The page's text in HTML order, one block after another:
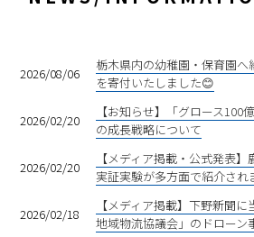
2026/08/06
栃木県内の幼稚園・保育園
を寄付いたしました😊
2026/02/20
【お知らせ】「グロース100
の成長戦略について
2026/02/20
【メディア掲載・公式発表
実証実験が多方面で紹介され
2026/02/18
【メディア掲載】下野新聞
地域物流協議会」のドローン